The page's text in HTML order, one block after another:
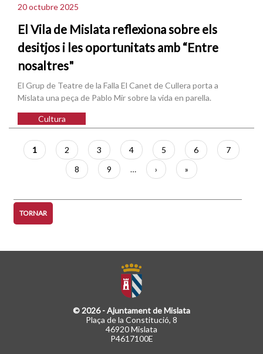
20 octubre 2025
El Vila de Mislata reflexiona sobre els
desitjos i les oportunitats amb “Entre
nosaltres"
El Grup de Teatre de la Falla El Canet de Cullera porta a
Mislata una peça de Pablo Mir sobre la vida en parella.
Cultura
Paginació
Pàgina
actual
1 Pàgina
2 Pàgina
3 Pàgina
4 Pàgina
5 Pàgina
6 Pàgina
7
Pàgina
8 Pàgina
9 …
Pàgina
següent
›
Última
pàgina
»
TORNAR
© 2026 - Ajuntament de Mislata
Plaça de la Constitució, 8
46920 Mislata
P4617100E